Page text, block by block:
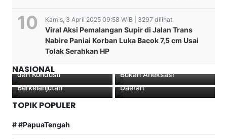
Kamis, 3 April 2025 09:58 WIB | 3297 dilihat
Viral Aksi Pemalangan Supir di Jalan Trans
Nabire Paniai Korban Luka Bacok 7,5 cm Usai
Tolak Serahkan HP
NASIONAL
Fun Run 6K Pancasila Jadi
Ajang Persatuan Warga,
BMP Papua Tengah
dan Kondusif
Bukan Aneksasi
Pemprov Papua Tengah
Perkuat Cadangan
Pangan, Kabupaten
Diminta Siapkan Anggaran
Berkelanjutan
Wakil Bupati Nabire
Burhanuddin Pawennari
Teken Kerja Sama
Transformasi Digital
Daerah
TOPIK POPULER
# #PapuaTengah